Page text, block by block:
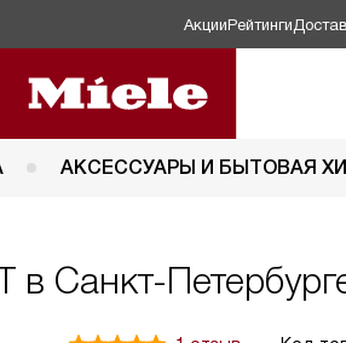
АкцииРейтинги
АКСЕССУАРЫ И БЫТОВАЯ
в Санкт-